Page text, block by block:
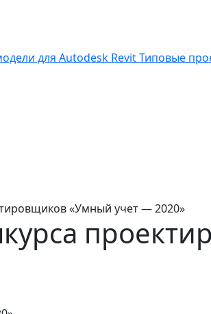
для Autodesk RevitТиповые
«Умный учет — 2020»